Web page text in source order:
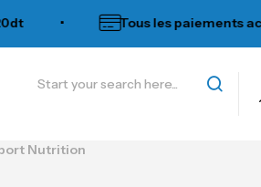
• Tous les paiements acceptés
Nutrition